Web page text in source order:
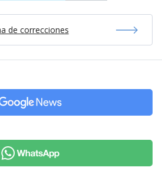
de correcciones